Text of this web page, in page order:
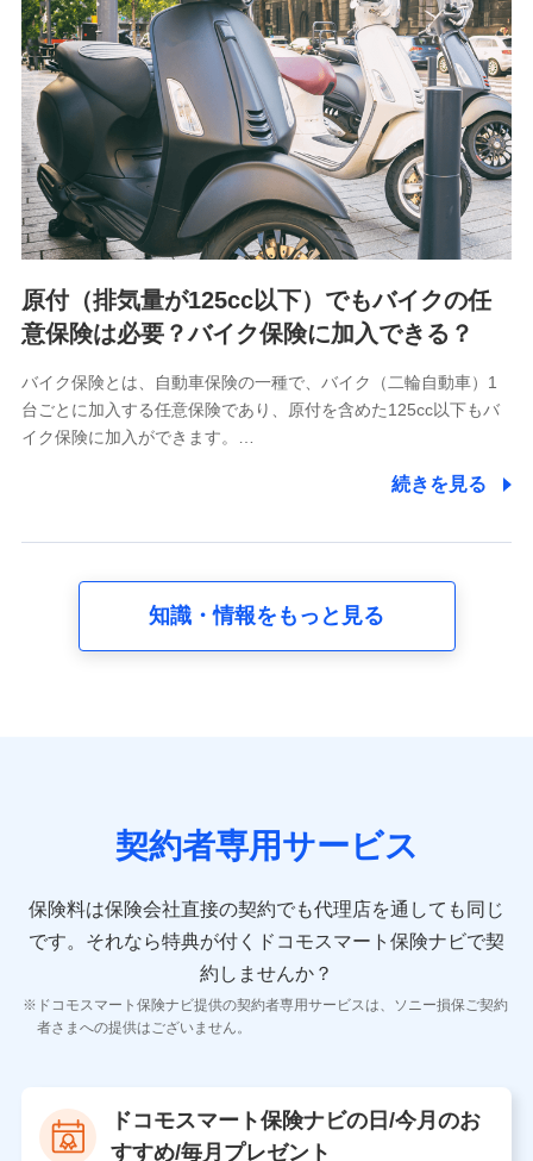
用履歴インターネット利用時の行動に関する情報、アプリケ
ーション利用時の行動に関する情報、購入されたサービスや
商品の名称・購入場所・決済に関する情報、アンケートの回
答に関する情報などが含まれます。
保険関連サービス情報
当社又は株式会社NTTドコモが提供する保険関連サービスに
関して取得し、又は保有する情報。例として、見積請求受付
時、資料請求受付時又はユーザー登録受付時に提供いただい
た情報（氏名、住所、生年月日、性別、保険契約者と被保険
者の関係、保険加入の目的、保険商品の内容、保険料、保険
料のお支払方法、車のメーカーや走行距離などの情報、建物
の構造や築年数などの情報、ペットの種類や年齢など）及び
果情報、メールマガジンを提供した際のメール内容や送信履
歴の情報及び保険の更改案内等を提供した際のメール内容や
送信履歴などの情報）が含まれます。
当社又は株式会社NTTドコモが取得し、又は保有する保険契
約に関する情報。例として、保険契約者及び被保険者の氏
名、住所、生年月日、性別、保険契約者と被保険者の関係、
方法、車のメーカーや走行距離などの情報、建物の構造や築
株式会社NTTドコモ
れらに付帯、関連する当社、株式会社NTTドコモおよび提携
会社のサービスを案内、提供するため
閲覧履歴、購買履歴、ご契約内容等のパーソナルデータを分
析して、お客さまの趣味・嗜好・傾向に応じたサービス・商
品等に関するご提案や広告の配信等を行うことがありま
各種セミナーの開催のため
コンサルティングサービスの実施のため
アンケートやキャンペーン等の実施のため
称・住所・代表者名】
原付（排気量が125cc以下）でもバイクの任
意保険は必要？バイク保険に加入できる？
バイク保険とは、自動車保険の一種で、バイク（二輪自動車）1
台ごとに加入する任意保険であり、原付を含めた125cc以下もバ
イク保険に加入ができます。…
続きを見る
知識・情報をもっと見る
契約者専用サービス
保険料は保険会社直接の契約でも代理店を通しても同じ
です。 それなら特典が付くドコモスマート保険ナビで契
約しませんか？
ドコモスマート保険ナビ提供の契約者専用サービスは、ソニー損保ご契約
者さまへの提供はございません。
ドコモスマート保険ナビの日/今月のお
すすめ/毎月プレゼント